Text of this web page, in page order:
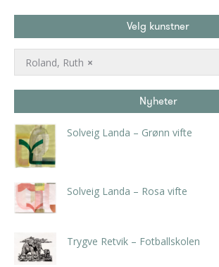
Velg kunstner
×
Roland, Ruth
Nyheter
Solveig Landa – Grønn vifte
Solveig Landa – Rosa vifte
Trygve Retvik – Fotballskolen